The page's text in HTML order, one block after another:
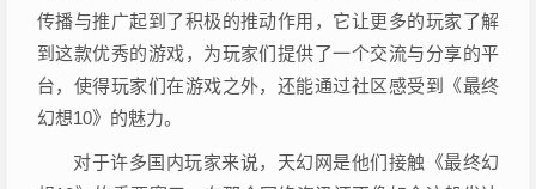
传播与推广起到了积极的推动作用，它让更多的玩家了解
到这款优秀的游戏，为玩家们提供了一个交流与分享的平
台，使得玩家们在游戏之外，还能通过社区感受到《最终
幻想10》的魅力。
对于许多国内玩家来说，天幻网是他们接触《最终幻